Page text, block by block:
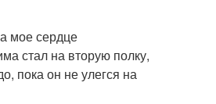
мое сердце
стал на вторую полку,
пока он не улегся на